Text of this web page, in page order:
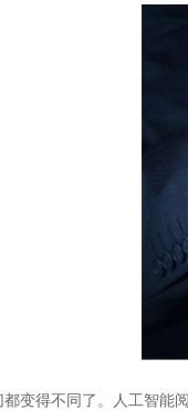
得不同了。人工智能阅